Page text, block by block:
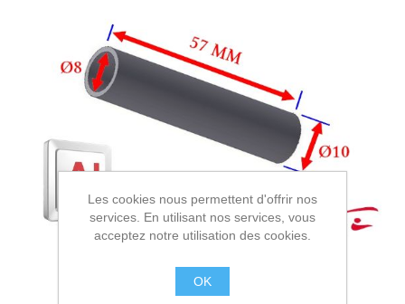
Les cookies nous permettent d'offrir nos
services. En utilisant nos services, vous
acceptez notre utilisation des cookies.
OK